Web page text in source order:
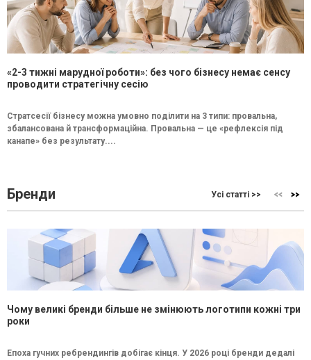
«2-3 тижні марудної роботи»: без чого бізнесу немає сенсу
проводити стратегічну сесію
Стратсесії бізнесу можна умовно поділити на 3 типи: провальна,
збалансована й трансформаційна. Провальна — це «рефлексія під
канапе» без результату....
Бренди Усі статті >>
Чому великі бренди більше не змінюють логотипи кожні три
роки
Епоха гучних ребрендингів добігає кінця. У 2026 році бренди дедалі